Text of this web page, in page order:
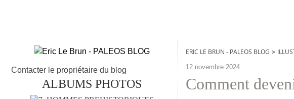
Contacter le propriétaire du blog
ALBUMS PHOTOS
ERIC LE BRUN - PALEOS BLOG >
12 novembre 2024
Comment